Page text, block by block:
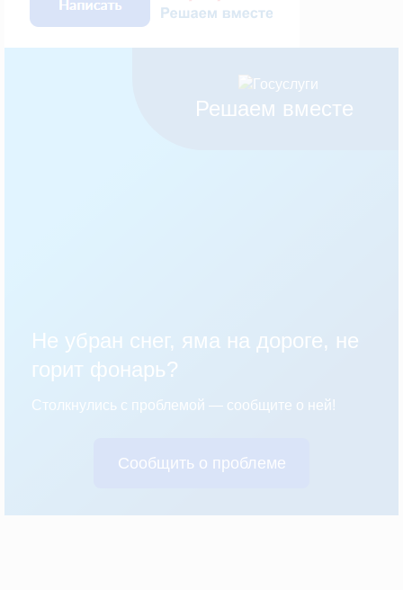
Решаем вместе
Не убран снег, яма на дороге, не
горит фонарь?
Столкнулись с проблемой — сообщите о ней!
Сообщить о проблеме